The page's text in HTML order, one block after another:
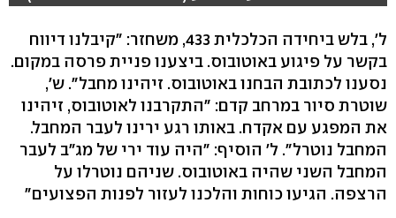
ל', בלש ביחידה הכלכלית 433, משחזר: "קיבלנו דיווח
בקשר על פיגוע באוטובוס. ביצענו פניית פרסה במקום.
נסענו לכתובת הבחנו באוטובוס. זיהינו מחבל". ש',
שוטרת סיור במרחב קדם: "התקרבנו לאוטובוס, זיהינו
את המפגע עם אקדח. באותו רגע ירינו לעבר המחבל.
המחבל נוטרל". ל' הוסיף: "היה עוד ירי של מג"ב לעבר
המחבל השני שהיה באוטובוס. שניהם נוטרלו על
הרצפה. הגיעו כוחות והלכנו לעזור לפנות הפצועים"